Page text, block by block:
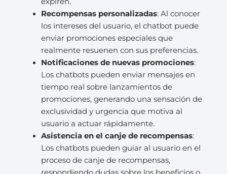
Recompensas personalizadas: Al conocer
los intereses del usuario, el chatbot puede
enviar promociones especiales que
realmente resuenen con sus preferencias.
Notificaciones de nuevas promociones:
Los chatbots pueden enviar mensajes en
tiempo real sobre lanzamientos de
promociones, generando una sensación de
exclusividad y urgencia que motiva al
usuario a actuar rápidamente.
Asistencia en el canje de recompensas:
Los chatbots pueden guiar al usuario en el
proceso de canje de recompensas,